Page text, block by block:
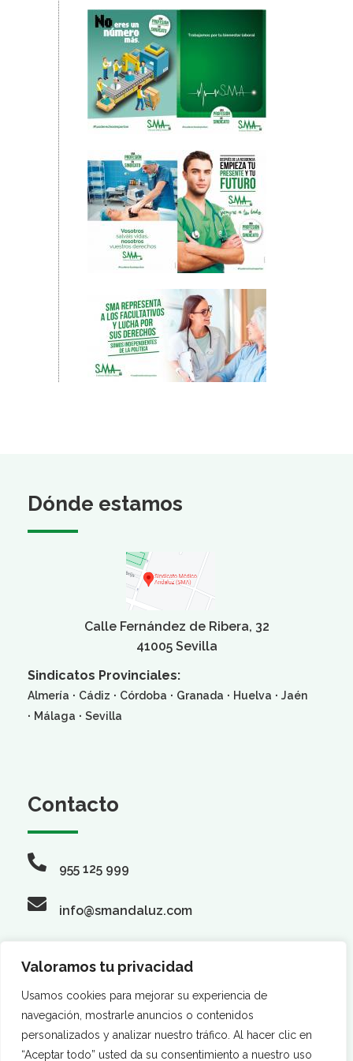
Valoramos tu privacidad
Usamos cookies para mejorar su experiencia de
navegación, mostrarle anuncios o contenidos
personalizados y analizar nuestro tráfico. Al hacer clic en
“Aceptar todo” usted da su consentimiento a nuestro uso
Dónde estamos
Calle Fernández de Ribera, 32
41005 Sevilla
Sindicatos Provinciales:
Almería · Cádiz · Córdoba · Granada · Huelva · Jaén
· Málaga · Sevilla
Contacto
955 125 999
info@smandaluz.com
Síguenos